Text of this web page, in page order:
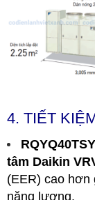
4. TIẾT
tâm Daikin
(EER) cao hơn
năng lượng.